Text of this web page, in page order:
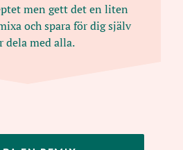
men gett det en liten
och spara för dig själv
dela med alla.